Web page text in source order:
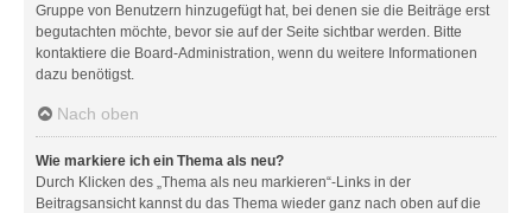
Gruppe von Benutzern hinzugefügt hat, bei denen sie die Beiträge erst
begutachten möchte, bevor sie auf der Seite sichtbar werden. Bitte
kontaktiere die Board-Administration, wenn du weitere Informationen
dazu benötigst.
Nach oben
Wie markiere ich ein Thema als neu?
Durch Klicken des „Thema als neu markieren“-Links in der
Beitragsansicht kannst du das Thema wieder ganz nach oben auf die